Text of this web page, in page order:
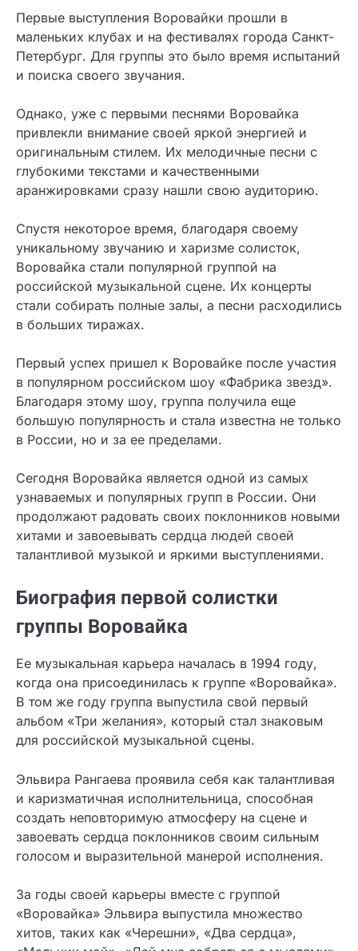
Первые выступления Воровайки прошли в
маленьких клубах и на фестивалях города Санкт-
Петербург. Для группы это было время испытаний
и поиска своего звучания.
Однако, уже с первыми песнями Воровайка
привлекли внимание своей яркой энергией и
оригинальным стилем. Их мелодичные песни с
глубокими текстами и качественными
аранжировками сразу нашли свою аудиторию.
Спустя некоторое время, благодаря своему
уникальному звучанию и харизме солисток,
Воровайка стали популярной группой на
российской музыкальной сцене. Их концерты
стали собирать полные залы, а песни расходились
в больших тиражах.
Первый успех пришел к Воровайке после участия
в популярном российском шоу «Фабрика звезд».
Благодаря этому шоу, группа получила еще
большую популярность и стала известна не только
в России, но и за ее пределами.
Сегодня Воровайка является одной из самых
узнаваемых и популярных групп в России. Они
продолжают радовать своих поклонников новыми
хитами и завоевывать сердца людей своей
талантливой музыкой и яркими выступлениями.
Биография первой солистки
группы Воровайка
Ее музыкальная карьера началась в 1994 году,
когда она присоединилась к группе «Воровайка».
В том же году группа выпустила свой первый
альбом «Три желания», который стал знаковым
для российской музыкальной сцены.
Эльвира Рангаева проявила себя как талантливая
и каризматичная исполнительница, способная
создать неповторимую атмосферу на сцене и
завоевать сердца поклонников своим сильным
голосом и выразительной манерой исполнения.
За годы своей карьеры вместе с группой
«Воровайка» Эльвира выпустила множество
хитов, таких как «Черешни», «Два сердца»,